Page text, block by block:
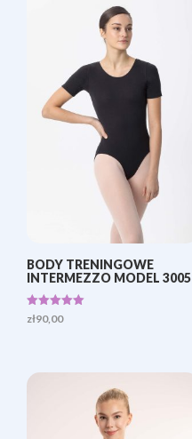
do
zł460,00
BODY TRENINGOWE
INTERMEZZO MODEL 3005
Oceniono
5.00
zł90,00